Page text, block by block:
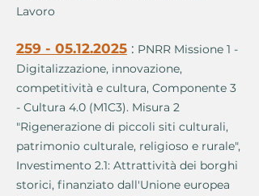
Lavoro
259 - 05.12.2025 : PNRR Missione 1 -
Digitalizzazione, innovazione,
competitività e cultura, Componente 3
- Cultura 4.0 (M1C3). Misura 2
"Rigenerazione di piccoli siti culturali,
patrimonio culturale, religioso e rurale",
Investimento 2.1: Attrattività dei borghi
storici, finanziato dall'Unione europea